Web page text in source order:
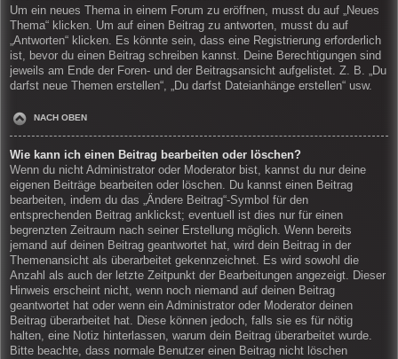
Um ein neues Thema in einem Forum zu eröffnen, musst du auf „Neues
Thema“ klicken. Um auf einen Beitrag zu antworten, musst du auf
„Antworten“ klicken. Es könnte sein, dass eine Registrierung erforderlich
ist, bevor du einen Beitrag schreiben kannst. Deine Berechtigungen sind
jeweils am Ende der Foren- und der Beitragsansicht aufgelistet. Z. B. „Du
darfst neue Themen erstellen“, „Du darfst Dateianhänge erstellen“ usw.
NACH OBEN
Wie kann ich einen Beitrag bearbeiten oder löschen?
Wenn du nicht Administrator oder Moderator bist, kannst du nur deine
eigenen Beiträge bearbeiten oder löschen. Du kannst einen Beitrag
bearbeiten, indem du das „Ändere Beitrag“-Symbol für den
entsprechenden Beitrag anklickst; eventuell ist dies nur für einen
begrenzten Zeitraum nach seiner Erstellung möglich. Wenn bereits
jemand auf deinen Beitrag geantwortet hat, wird dein Beitrag in der
Themenansicht als überarbeitet gekennzeichnet. Es wird sowohl die
Anzahl als auch der letzte Zeitpunkt der Bearbeitungen angezeigt. Dieser
Hinweis erscheint nicht, wenn noch niemand auf deinen Beitrag
geantwortet hat oder wenn ein Administrator oder Moderator deinen
Beitrag überarbeitet hat. Diese können jedoch, falls sie es für nötig
halten, eine Notiz hinterlassen, warum dein Beitrag überarbeitet wurde.
Bitte beachte, dass normale Benutzer einen Beitrag nicht löschen